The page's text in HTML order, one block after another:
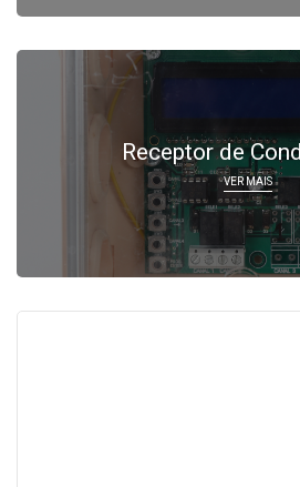
Receptor de
VER MAIS